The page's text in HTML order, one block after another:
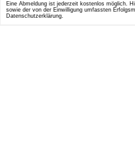
Eine Abmeldung ist jederzeit kostenlos möglich.
sowie der von der Einwilligung umfassten
Datenschutzerklärung.